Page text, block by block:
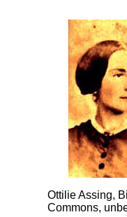
Ottilie Assing,
Commons,